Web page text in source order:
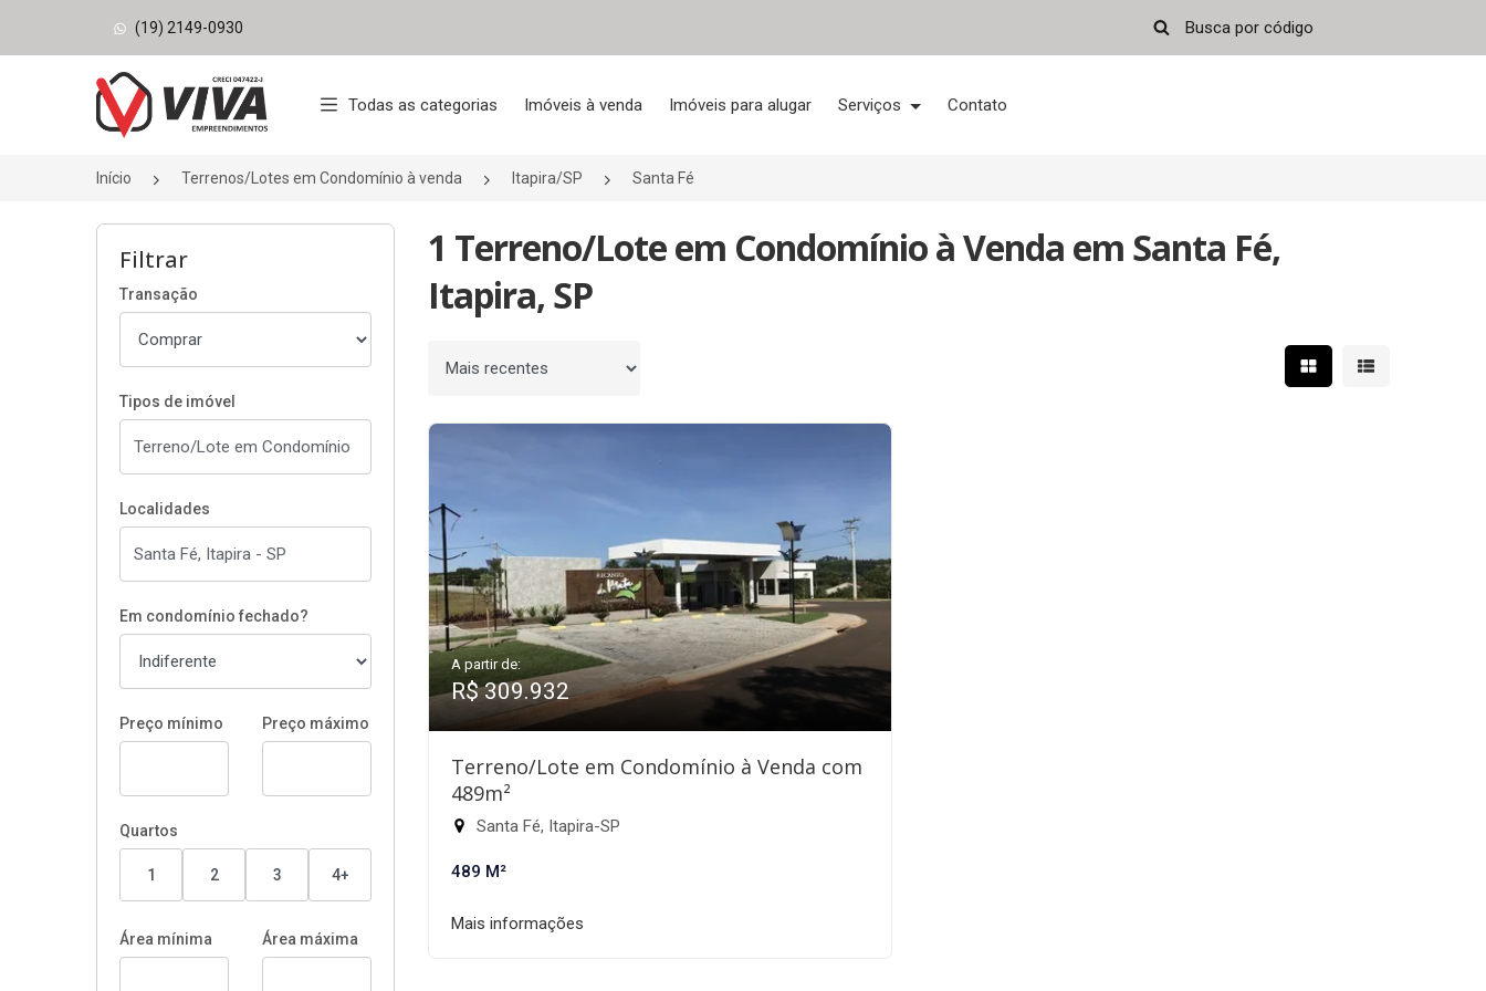
(19) 2149-0930
Página inicial
Todas as categorias Imóveis à venda Imóveis para alugar Serviços Contato
Início Terrenos/Lotes em Condomínio à venda Itapira/SP Santa Fé
Filtrar
Transação
Tipos de imóvel
Localidades
Em condomínio fechado?
Preço mínimo Preço máximo
Quartos
1 2 3 4+
Área mínima Área máxima
1 Terreno/Lote em Condomínio à Venda em Santa Fé,
Itapira, SP
Ordenar por Mostrar resultados em
Mostrar
A partir de:
R$ 309.932
Terreno/Lote em Condomínio à Venda com
489m²
Santa Fé, Itapira-SP
489 M²
Mais informações